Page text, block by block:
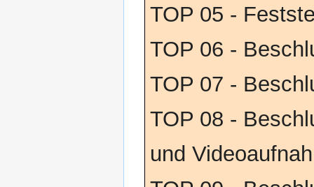
TOP 05 -
TOP 06 -
TOP 07 -
TOP 08 -
und